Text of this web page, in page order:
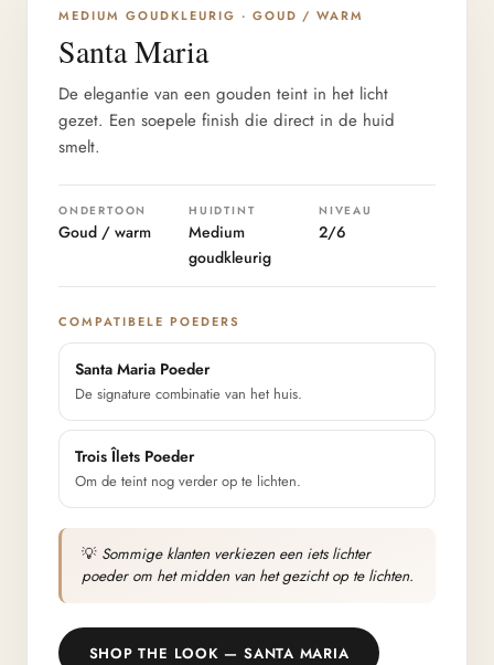
DIEPTE 2/6
MEDIUM GOUDKLEURIG · GOUD / WARM
Santa Maria
De elegantie van een gouden teint in het licht
gezet. Een soepele finish die direct in de huid
smelt.
ONDERTOON
Goud / warm
HUIDTINT
Medium
goudkleurig
NIVEAU
2/6
COMPATIBELE POEDERS
Santa Maria Poeder
De signature combinatie van het huis.
Trois Îlets Poeder
Om de teint nog verder op te lichten.
💡 Sommige klanten verkiezen een iets lichter
poeder om het midden van het gezicht op te lichten.
SHOP THE LOOK — SANTA MARIA